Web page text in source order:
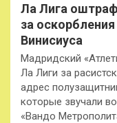
Ла Лига
за
Винисиуса
Мадридский
Ла Лиги за
адрес
которые звучали
«Вандо